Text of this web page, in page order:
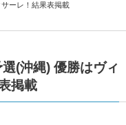
ーレ！結果表掲載
(沖縄) 優勝はヴィ
掲載